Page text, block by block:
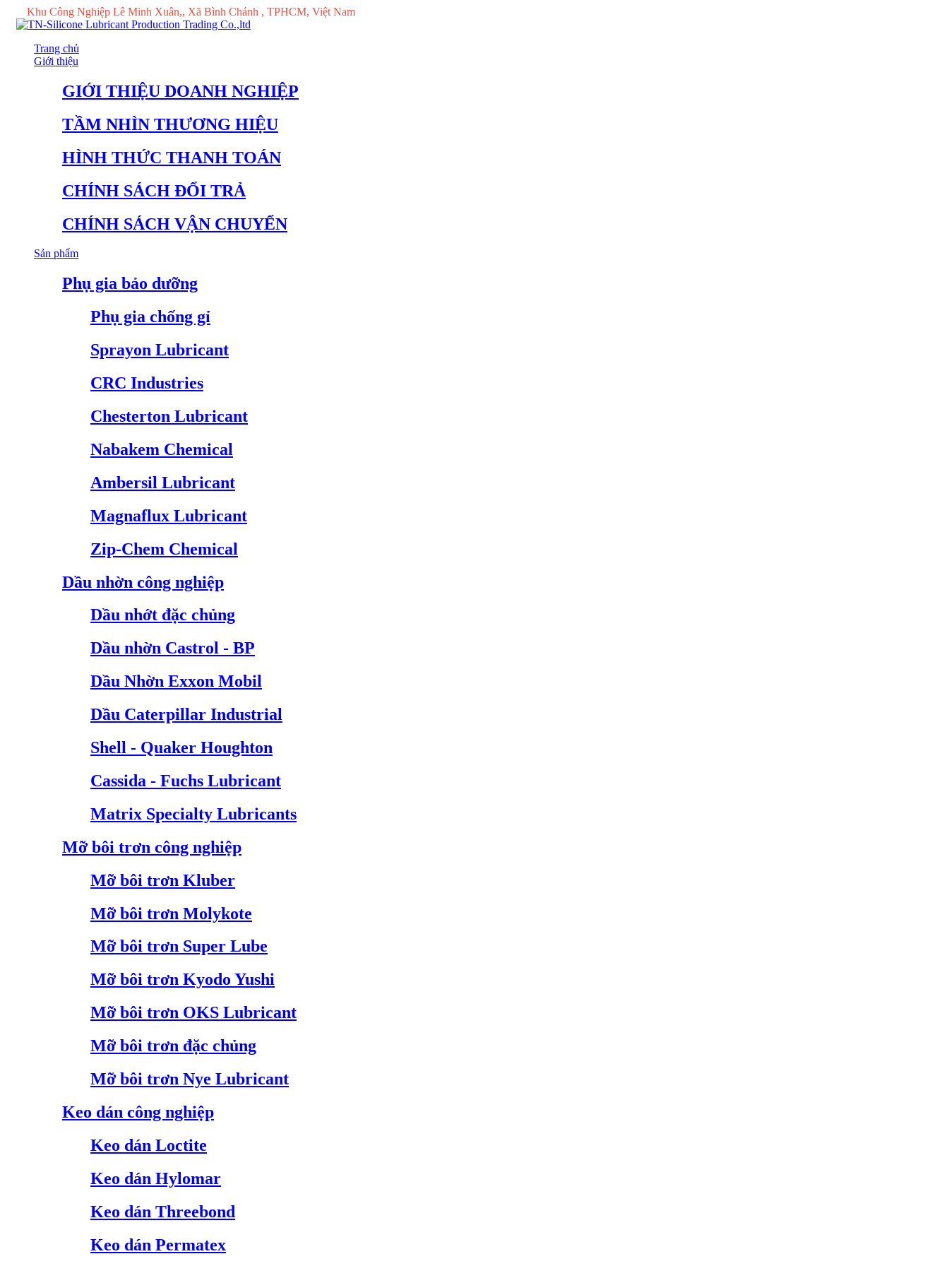
Khu Công Nghiệp Lê Minh Xuân,, Xã Bình Chánh , TPHCM, Việt Nam
Trang chủ
Giới thiệu
GIỚI THIỆU DOANH NGHIỆP
TẦM NHÌN THƯƠNG HIỆU
HÌNH THỨC THANH TOÁN
CHÍNH SÁCH ĐỔI TRẢ
CHÍNH SÁCH VẬN CHUYỂN
Sản phẩm
Phụ gia bảo dưỡng
Phụ gia chống gỉ
Sprayon Lubricant
CRC Industries
Chesterton Lubricant
Nabakem Chemical
Ambersil Lubricant
Magnaflux Lubricant
Zip-Chem Chemical
Dầu nhờn công nghiệp
Dầu nhớt đặc chủng
Dầu nhờn Castrol - BP
Dầu Nhờn Exxon Mobil
Dầu Caterpillar Industrial
Shell - Quaker Houghton
Cassida - Fuchs Lubricant
Matrix Specialty Lubricants
Mỡ bôi trơn công nghiệp
Mỡ bôi trơn Kluber
Mỡ bôi trơn Molykote
Mỡ bôi trơn Super Lube
Mỡ bôi trơn Kyodo Yushi
Mỡ bôi trơn OKS Lubricant
Mỡ bôi trơn đặc chủng
Mỡ bôi trơn Nye Lubricant
Keo dán công nghiệp
Keo dán Loctite
Keo dán Hylomar
Keo dán Threebond
Keo dán Permatex